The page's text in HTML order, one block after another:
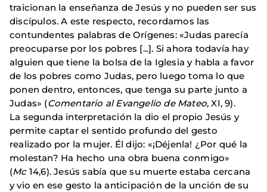
traicionan la enseñanza de Jesús y no pueden ser sus
discípulos. A este respecto, recordamos las
contundentes palabras de Orígenes: «Judas parecía
preocuparse por los pobres [...]. Si ahora todavía hay
alguien que tiene la bolsa de la Iglesia y habla a favor
de los pobres como Judas, pero luego toma lo que
ponen dentro, entonces, que tenga su parte junto a
Judas» (Comentario al Evangelio de Mateo,XI, 9).
La segunda interpretación la dio el propio Jesús y
permite captar el sentido profundo del gesto
realizado por la mujer. Él dijo: «¡Déjenla! ¿Por qué la
molestan? Ha hecho una obra buena conmigo»
(Mc14,6). Jesús sabía que su muerte estaba cercana
y vio en ese gesto la anticipación de la unción de su